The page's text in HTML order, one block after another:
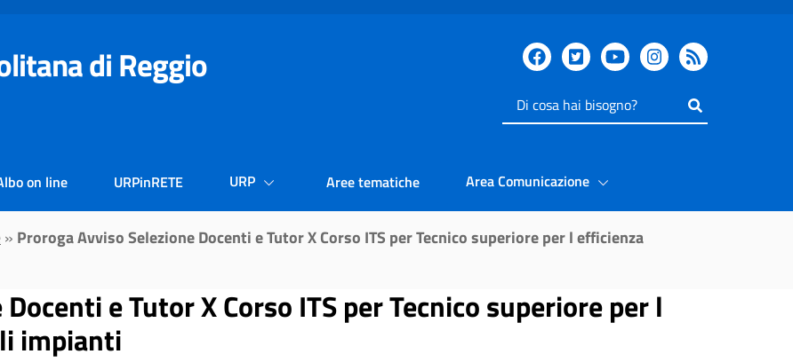
di Reggio
Inserisci
il
cercare
on line URPinRETE URP Aree tematiche Area Comunicazione
» Proroga Avviso Selezione Docenti e Tutor X Corso ITS per Tecnico superiore per l efficienza
e Tutor X Corso ITS per Tecnico superiore per l
impianti